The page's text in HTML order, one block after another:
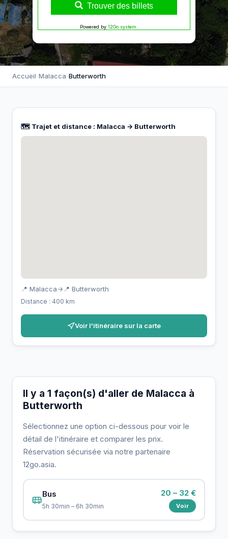
Trouver des billets
Powered by 12Go system
Accueil›Malacca›Butterworth
🗺️ Trajet et distance : Malacca → Butterworth
📍 Malacca→ 📍 Butterworth
Distance : 400 km
Voir l'itinéraire sur la carte
Il y a 1 façon(s) d'aller de Malacca à
Butterworth
Sélectionnez une option ci-dessous pour voir le
détail de l'itinéraire et comparer les prix.
Réservation sécurisée via notre partenaire
12go.asia.
Bus
5h 30min – 6h 30min
20 – 32 €
Voir